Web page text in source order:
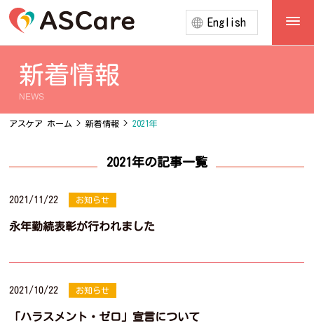
English
新着情報
NEWS
アスケア ホーム > 新着情報 > 2021年
2021年の記事一覧
2021/11/22 お知らせ
永年勤続表彰が行われました
2021/10/22 お知らせ
「ハラスメント・ゼロ」宣言について